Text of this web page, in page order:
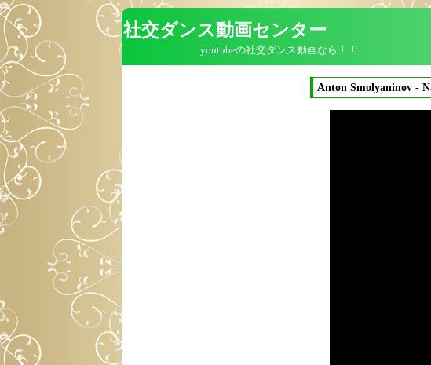
社交ダンス動画センター
youtubeの社交ダンス動画なら！！
Anton Smolyaninov -